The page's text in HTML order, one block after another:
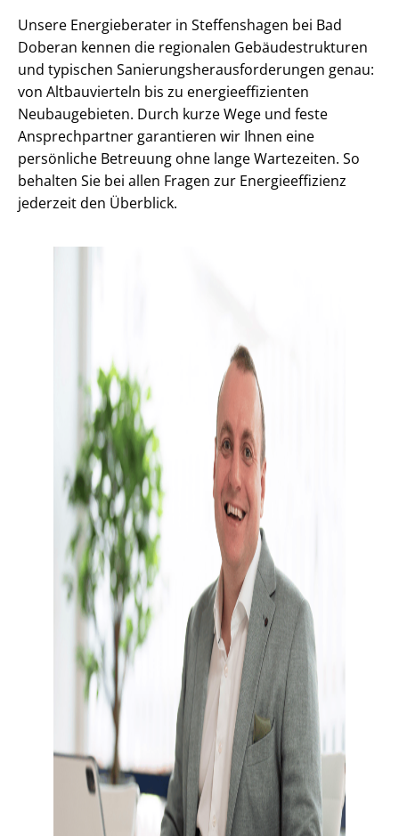
Unsere Energieberater in Steffenshagen bei Bad
Doberan kennen die regionalen Ge­bäu­de­struk­tu­ren
und typischen Sa­nie­rungs­her­aus­for­de­run­gen genau:
von Altbauvierteln bis zu en­er­gie­ef­fi­zi­en­ten
Neubaugebieten. Durch kurze Wege und feste
Ansprechpartner garantieren wir Ihnen eine
persönliche Betreuung ohne lange Wartezeiten. So
behalten Sie bei allen Fragen zur En­er­gie­ef­fi­zi­enz
jederzeit den Überblick.